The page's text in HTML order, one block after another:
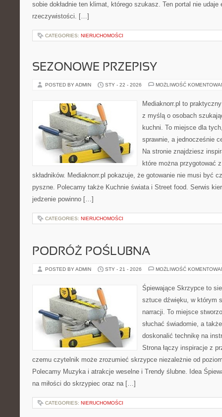
sobie dokładnie ten klimat, którego szukasz. Ten portal nie udaje
rzeczywistości. […]
CATEGORIES: NIERUCHOMOŚCI
SEZONOWE PRZEPISY
POSTED BY ADMIN STY - 22 - 2026 MOŻLIWOŚĆ
Mediaknorr.pl to
z myślą o osobach
kuchni. To miejsce dla
sprawnie, a jednocześnie
Na stronie znajdziesz
które można przygotować
składników. Mediaknorr.pl pokazuje, że gotowanie nie musi być
pyszne. Polecamy także Kuchnie świata i Street food. Serwis
jedzenie powinno […]
CATEGORIES: NIERUCHOMOŚCI
PODRÓŻ POŚLUBNA
POSTED BY ADMIN STY - 21 - 2026 MOŻLIWOŚĆ
Śpiewające Skrzypce to
sztuce dźwięku, w którym
narracji. To miejsce
słuchać świadomie, a
doskonalić technikę na
Strona łączy inspiracje z
czemu czytelnik może zrozumieć skrzypce niezależnie od
Polecamy Muzyka i atrakcje weselne i Trendy ślubne. Idea
na miłości do skrzypiec oraz na […]
CATEGORIES: NIERUCHOMOŚCI